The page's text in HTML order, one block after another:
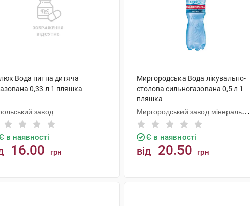
Вода питна дитяча
0,33 л 1 пляшка
завод
в наявності
16.00 грн
Миргородська Вода лікувально-
столова сильногазована 0,5 л 1
пляшка
Миргородський завод мінеральних
вод
Є в наявності
від 20.50 грн